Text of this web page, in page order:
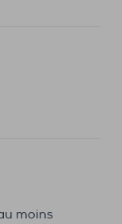
moins